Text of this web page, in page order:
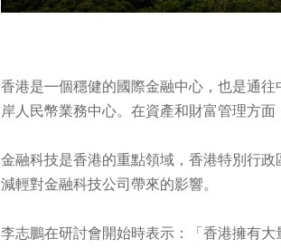
Play
香港是㇐個穩健的國際金融中心，也是通
岸人民幣業務中心。在資產和財富管理方
金融科技是香港的重點領域，香港特別行
減輕對金融科技公司帶來的影響。
李志鵬在研討會開始時表示：「香港擁有